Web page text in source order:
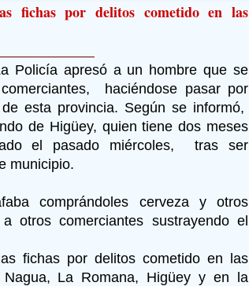
fichas por delitos cometido en las
Policía apresó a un hombre que se
haciéndose pasar por
esta provincia. Según se informó,
de Higüey, quien tiene dos meses
el pasado miércoles, tras ser
municipio.
comprándoles cerveza y otros
otros comerciantes sustrayendo el
fichas por delitos cometido en las
La Romana, Higüey y en la